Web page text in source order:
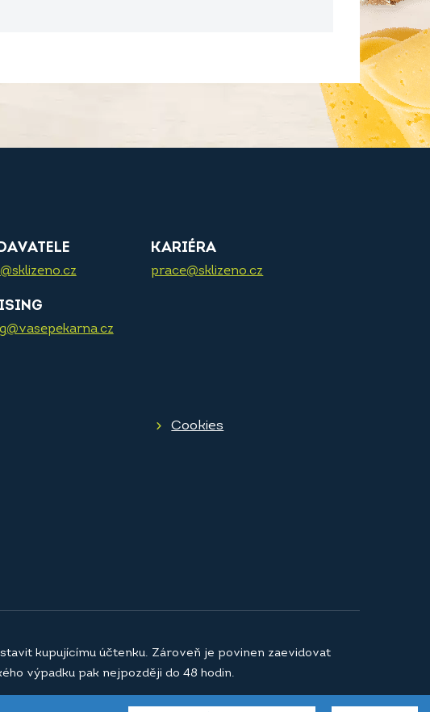
KARIÉRA
prace@sklizeno.cz
Cookies
kupujícímu účtenku. Zároveň je povinen zaevidovat
výpadku pak nejpozději do 48 hodin.